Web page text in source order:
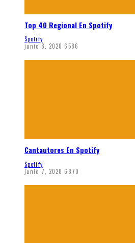
Top 40 Regional En Spotify
Spotify
junio 8, 2020 6586
Cantautores En Spotify
Spotify
junio 7, 2020 6870